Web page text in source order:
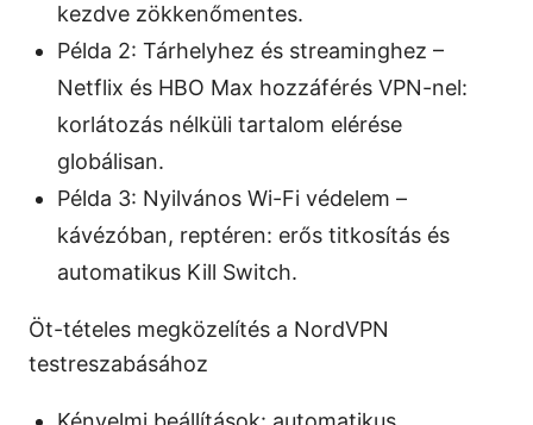
kezdve zökkenőmentes.
Példa 2: Tárhelyhez és streaminghez –
Netflix és HBO Max hozzáférés VPN-nel:
korlátozás nélküli tartalom elérése
globálisan.
Példa 3: Nyilvános Wi-Fi védelem –
kávézóban, reptéren: erős titkosítás és
automatikus Kill Switch.
Öt-tételes megközelítés a NordVPN
testreszabásához